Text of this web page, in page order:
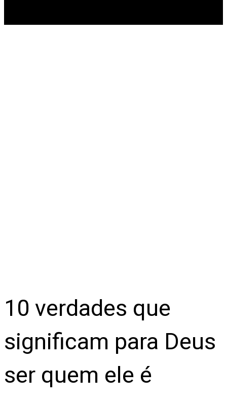
10 verdades que
significam para Deus
ser quem ele é